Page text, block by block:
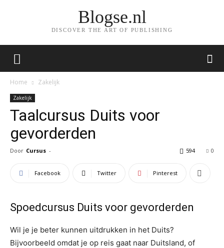
Blogse.nl
DISCOVER THE ART OF PUBLISHING
Home Zakelijk
Zakelijk
Taalcursus Duits voor
gevorderden
Door Cursus - 0
594
Facebook Twitter Pinterest
Spoedcursus Duits voor gevorderden
Wil je je beter kunnen uitdrukken in het Duits?
Bijvoorbeeld omdat je op reis gaat naar Duitsland, of